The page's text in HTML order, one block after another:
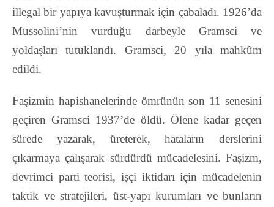
illegal bir yapıya kavuşturmak için çabaladı. 1926’da
Mussolini’nin vurduğu darbeyle Gramsci ve
yoldaşlarıtutuklandı. Gramsci, 20 yıla mahkûm
edildi.
Faşizmin hapishanelerinde ömrünün son 11 senesini
geçiren Gramsci 1937’de öldü. Ölene kadar geçen
sürede yazarak, üreterek, hataların derslerini
çıkarmaya çalışarak sürdürdü mücadelesini. Faşizm,
devrimci parti teorisi, işçi iktidarı için mücadelenin
taktik ve stratejileri, üst-yapı kurumları ve bunların